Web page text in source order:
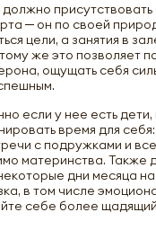
─ он по своей
цели, а занятия в
же это позволяет
ощущать себя
если у нее есть
время для
с подружками и
материнства. Также
дни месяца
в том числе
себе более